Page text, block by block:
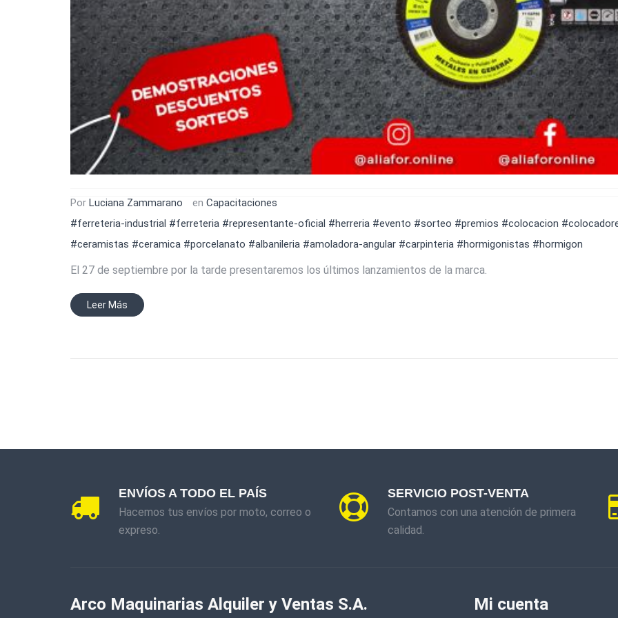
Por Luciana Zammarano en Capacitaciones
#ferreteria-industrial #ferreteria #representante-oficial #herreria #evento #sorteo #premios #colocacion
#ceramistas #ceramica #porcelanato #albanileria #amoladora-angular #carpinteria #hormigonistas #hormigon
El 27 de septiembre por la tarde presentaremos los últimos lanzamientos de la marca.
Leer Más
ENVÍOS A TODO EL PAÍS
Hacemos tus envíos por moto, correo o
expreso.
SERVICIO POST-VENTA
Contamos con una atención de primera
calidad.
Arco Maquinarias Alquiler y Ventas S.A. Mi cuenta